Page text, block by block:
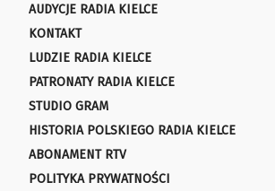
AUDYCJE RADIA KIELCE
KONTAKT
LUDZIE RADIA KIELCE
PATRONATY RADIA KIELCE
STUDIO GRAM
HISTORIA POLSKIEGO RADIA KIELCE
ABONAMENT RTV
POLITYKA PRYWATNOŚCI